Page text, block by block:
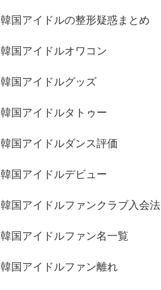
韓国アイドルの整形疑惑まとめ
韓国アイドルオワコン
韓国アイドルグッズ
韓国アイドルタトゥー
韓国アイドルダンス評価
韓国アイドルデビュー
韓国アイドルファンクラブ入会法
韓国アイドルファン名一覧
韓国アイドルファン離れ